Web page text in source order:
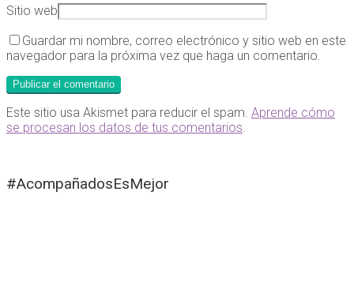
Sitio web
Guardar mi nombre, correo electrónico y sitio web en este
navegador para la próxima vez que haga un comentario.
Este sitio usa Akismet para reducir el spam. Aprende cómo
se procesan los datos de tus comentarios
#AcompañadosEsMejor